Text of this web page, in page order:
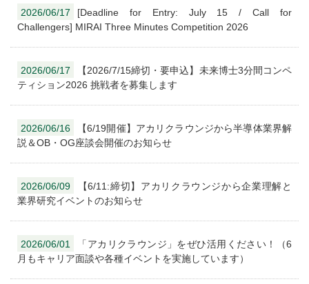
2026/06/17
[Deadline for Entry: July 15 / Call for
Challengers] MIRAI Three Minutes Competition 2026
2026/06/17
【2026/7/15締切・要申込】未来博士3分間コンペ
ティション2026 挑戦者を募集します
2026/06/16
【6/19開催】アカリクラウンジから半導体業界解
説＆OB・OG座談会開催のお知らせ
2026/06/09
【6/11:締切】アカリクラウンジから企業理解と
業界研究イベントのお知らせ
2026/06/01
「アカリクラウンジ」をぜひ活用ください！（6
月もキャリア面談や各種イベントを実施しています）